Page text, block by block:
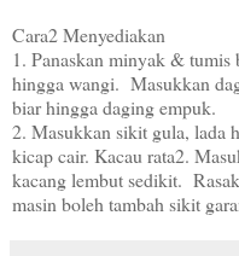
Cara2 Menyediakan
1. Panaskan minyak &
hingga wangi. Masukkan
biar hingga daging empuk.
2. Masukkan sikit gula, lada
kicap cair. Kacau rata2.
kacang lembut sedikit.
masin boleh tambah sikit